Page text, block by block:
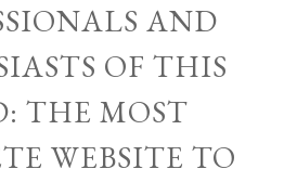
AND
OF THIS
THE MOST
WEBSITE TO